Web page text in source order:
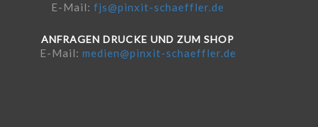
E-Mail: fjs@pinxit-schaeffler.de
ANFRAGEN DRUCKE UND ZUM SHOP
E-Mail: medien@pinxit-schaeffler.de